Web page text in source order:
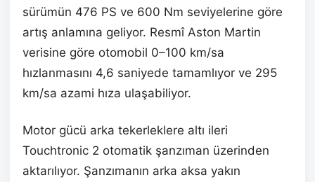
sürümün 476 PS ve 600 Nm seviyelerine göre
artış anlamına geliyor. Resmî Aston Martin
verisine göre otomobil 0–100 km/sa
hızlanmasını 4,6 saniyede tamamlıyor ve 295
km/sa azami hıza ulaşabiliyor.
Motor gücü arka tekerleklere altı ileri
Touchtronic 2 otomatik şanzıman üzerinden
aktarılıyor. Şanzımanın arka aksa yakın